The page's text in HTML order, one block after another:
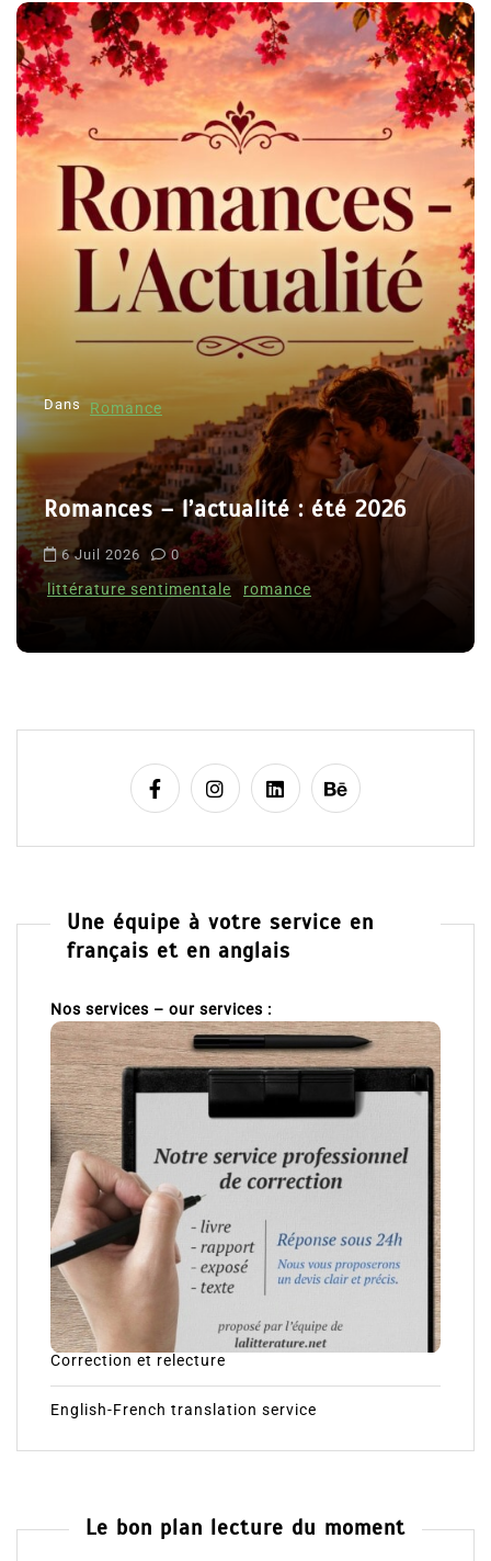
v
i
g
a
t
l
’
a
r
t
i
c
e
Dans Romance
Romances – l’actualité : été 2026
6 Juil 2026 0
littérature sentimentale romance
Une équipe à votre service en
français et en anglais
Nos services – our services :
Correction et relecture
English-French translation service
Le bon plan lecture du moment